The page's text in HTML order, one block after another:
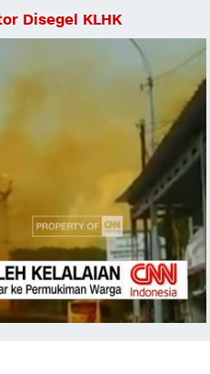
Disegel KLHK